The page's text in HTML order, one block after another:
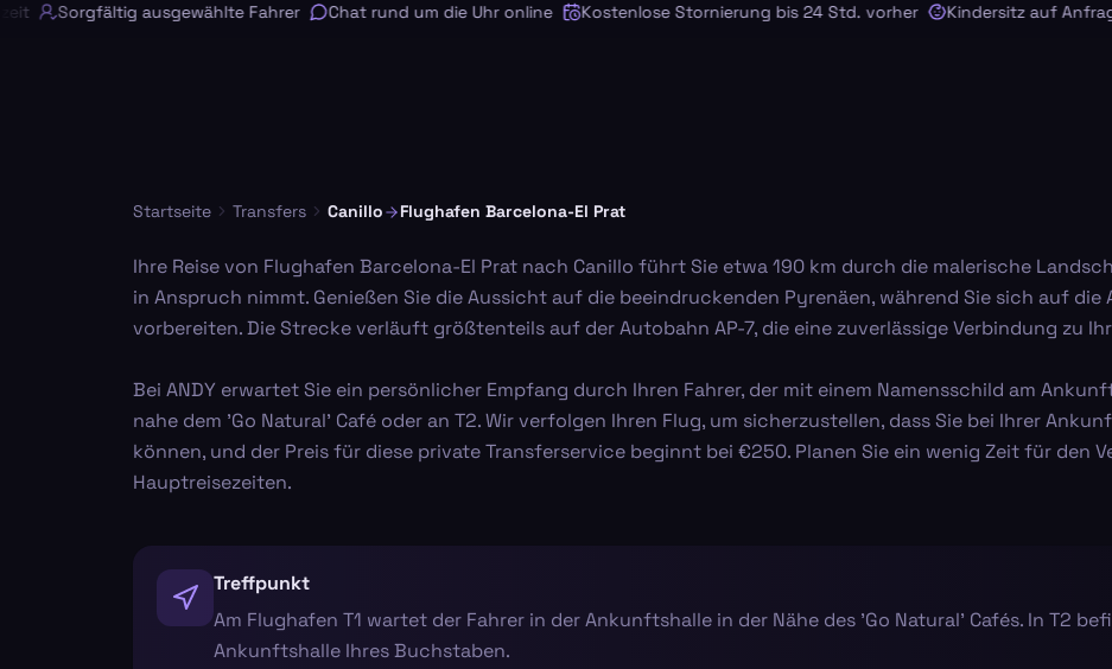
Sorgfältig ausgewählte Fahrer Chat rund um die Uhr online Kostenlose Stornierung bis 24 Std. vorher Kindersitz auf Anfrage
Startseite Transfers Canillo Flughafen Barcelona-El Prat
Ihre Reise von Flughafen Barcelona-El Prat nach Canillo führt Sie etwa 190 km durch die malerische
in Anspruch nimmt. Genießen Sie die Aussicht auf die beeindruckenden Pyrenäen, während Sie sich auf
vorbereiten. Die Strecke verläuft größtenteils auf der Autobahn AP-7, die eine zuverlässige Verbindung zu
Bei ANDY erwartet Sie ein persönlicher Empfang durch Ihren Fahrer, der mit einem Namensschild am
nahe dem 'Go Natural' Café oder an T2. Wir verfolgen Ihren Flug, um sicherzustellen, dass Sie bei Ihrer
können, und der Preis für diese private Transferservice beginnt bei €250. Planen Sie ein wenig Zeit für den
Hauptreisezeiten.
Treffpunkt
Am Flughafen T1 wartet der Fahrer in der Ankunftshalle in der Nähe des 'Go Natural' Cafés. In T2
Ankunftshalle Ihres Buchstaben.